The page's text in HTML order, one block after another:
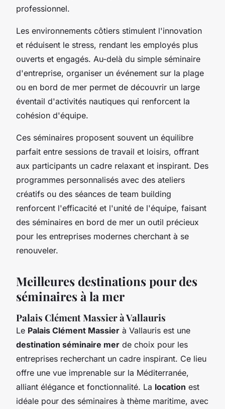
professionnel.
Les environnements côtiers stimulent l'innovation
et réduisent le stress, rendant les employés plus
ouverts et engagés. Au-delà du simple séminaire
d'entreprise, organiser un événement sur la plage
ou en bord de mer permet de découvrir un large
éventail d'activités nautiques qui renforcent la
cohésion d'équipe.
Ces séminaires proposent souvent un équilibre
parfait entre sessions de travail et loisirs, offrant
aux participants un cadre relaxant et inspirant. Des
programmes personnalisés avec des ateliers
créatifs ou des séances de team building
renforcent l'efficacité et l'unité de l'équipe, faisant
des séminaires en bord de mer un outil précieux
pour les entreprises modernes cherchant à se
renouveler.
Meilleures destinations pour des
séminaires à la mer
Palais Clément Massier à Vallauris
Le Palais Clément Massier à Vallauris est une
destination séminaire mer de choix pour les
entreprises recherchant un cadre inspirant. Ce lieu
offre une vue imprenable sur la Méditerranée,
alliant élégance et fonctionnalité. La location est
idéale pour des séminaires à thème maritime, avec